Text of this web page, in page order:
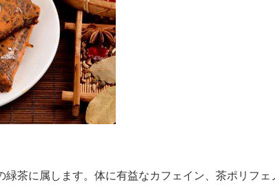
緑茶に属します。体に有益なカフェイン、茶ポリフ